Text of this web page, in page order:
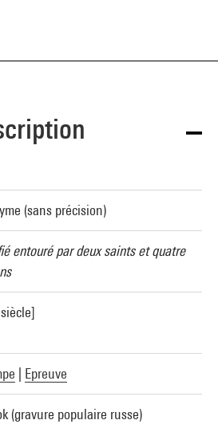
(sans précision)
entouré par deux saints et quatre
Epreuve
(gravure populaire russe)